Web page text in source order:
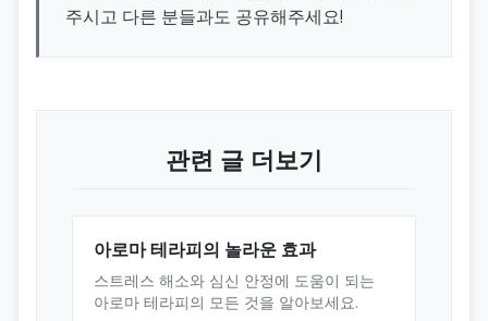
주시고 다른 분들과도 공유해주세요!
관련 글 더보기
아로마 테라피의 놀라운 효과
스트레스 해소와 심신 안정에 도움이 되는
아로마 테라피의 모든 것을 알아보세요.